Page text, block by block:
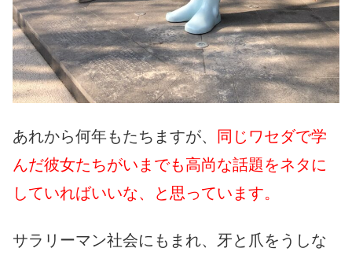
あれから何年もたちますが、
同じワセダで学
んだ彼女たちがいまでも高尚な話題をネタに
していればいいな、と思っています。
サラリーマン社会にもまれ、牙と爪をうしな